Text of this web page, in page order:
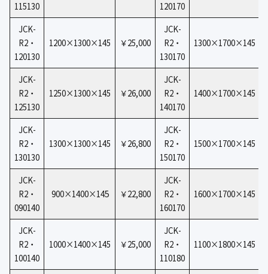
115130
120170
JCK-
R2・
120130
1200×1300×145 ￥25,000
JCK-
R2・
130170
1300×1700×145
JCK-
R2・
125130
1250×1300×145 ￥26,000
JCK-
R2・
140170
1400×1700×145
JCK-
R2・
130130
1300×1300×145 ￥26,800
JCK-
R2・
150170
1500×1700×145
JCK-
R2・
090140
900×1400×145 ￥22,800
JCK-
R2・
160170
1600×1700×145
JCK-
R2・
100140
1000×1400×145 ￥25,000
JCK-
R2・
110180
1100×1800×145